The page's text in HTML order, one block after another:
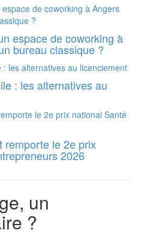
espace de coworking à
bureau classique ?
: les alternatives au
remporte le 2e prix
2026
un
?